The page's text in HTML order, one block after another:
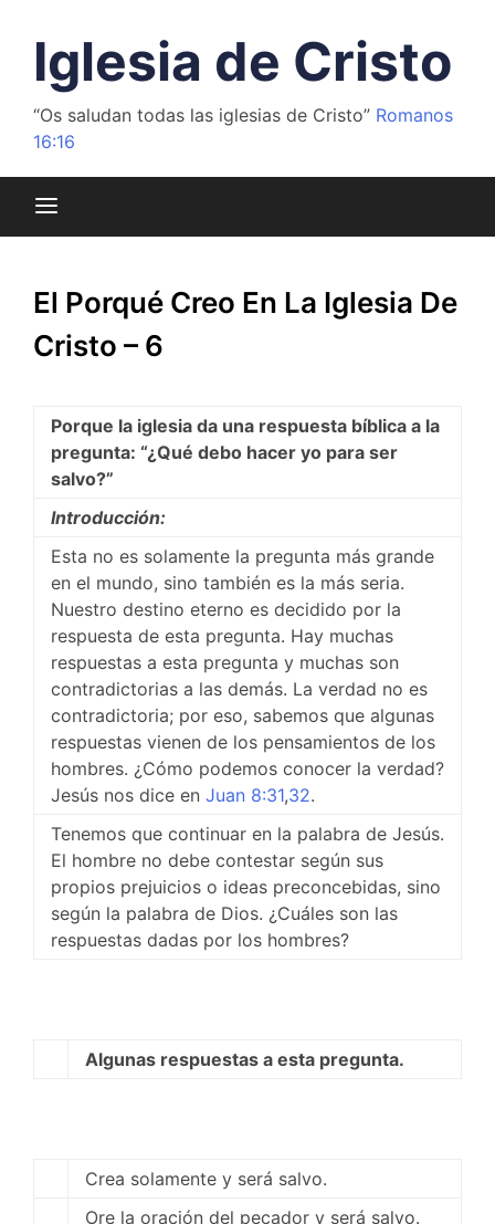
contenidoIglesia de Cristo
“Os saludan todas las iglesias de Cristo” Romanos
16:16
El Porqué Creo En La Iglesia De
Cristo – 6
Porque la iglesia da una respuesta bíblica a la
pregunta: “¿Qué debo hacer yo para ser
salvo?”
Introducción:
Esta no es solamente la pregunta más grande
en el mundo, sino también es la más seria.
Nuestro destino eterno es decidido por la
respuesta de esta pregunta. Hay muchas
respuestas a esta pregunta y muchas son
contradictorias a las demás. La verdad no es
contradictoria; por eso, sabemos que algunas
respuestas vienen de los pensamientos de los
hombres. ¿Cómo podemos conocer la verdad?
Jesús nos dice en Juan 8:31,32.
Tenemos que continuar en la palabra de Jesús.
El hombre no debe contestar según sus
propios prejuicios o ideas preconcebidas, sino
según la palabra de Dios. ¿Cuáles son las
respuestas dadas por los hombres?
Algunas respuestas a esta pregunta.
Crea solamente y será salvo.
Ore la oración del pecador y será salvo.